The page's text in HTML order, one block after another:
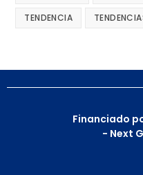
TENDENCIA
Financiado
- Next